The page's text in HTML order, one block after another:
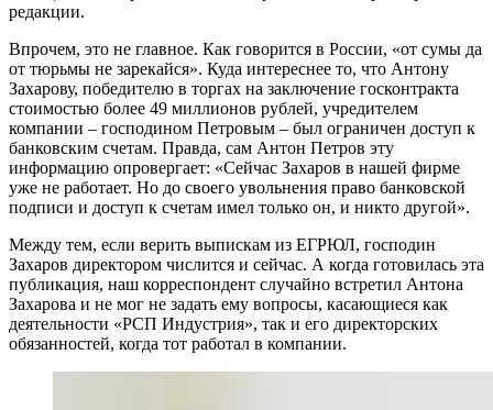
редакции.
Впрочем, это не главное. Как говорится в России, «от сумы да
от тюрьмы не зарекайся». Куда интереснее то, что Антону
Захарову, победителю в торгах на заключение госконтракта
стоимостью более 49 миллионов рублей, учредителем
компании – господином Петровым – был ограничен доступ к
банковским счетам. Правда, сам Антон Петров эту
информацию опровергает: «Сейчас Захаров в нашей фирме
уже не работает. Но до своего увольнения право банковской
подписи и доступ к счетам имел только он, и никто другой».
Между тем, если верить выпискам из ЕГРЮЛ, господин
Захаров директором числится и сейчас. А когда готовилась эта
публикация, наш корреспондент случайно встретил Антона
Захарова и не мог не задать ему вопросы, касающиеся как
деятельности «РСП Индустрия», так и его директорских
обязанностей, когда тот работал в компании.